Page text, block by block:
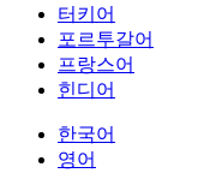
터키어
포르투갈어
프랑스어
힌디어
한국어
영어